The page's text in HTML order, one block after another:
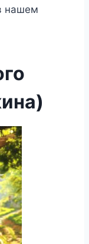
нашем